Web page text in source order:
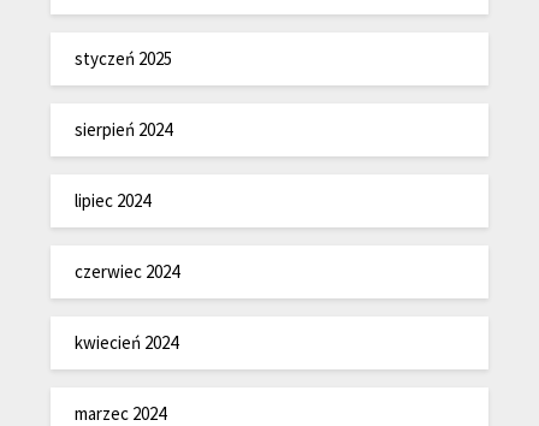
styczeń 2025
sierpień 2024
lipiec 2024
czerwiec 2024
kwiecień 2024
marzec 2024